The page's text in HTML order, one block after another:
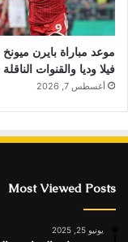
موعد مباراة بايرن
فيلا وديا والقنوات الناقلة
أغسطس 7, 2026
Most Viewed Posts
يونيو 25, 2025